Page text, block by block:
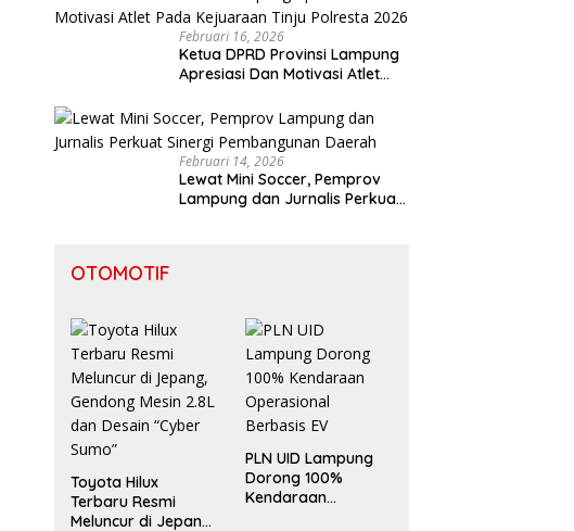
Februari 16, 2026
Ketua DPRD Provinsi Lampung
Apresiasi Dan Motivasi Atlet
2026
Februari 14, 2026
Lewat Mini Soccer, Pemprov
Lampung dan Jurnalis Perkuat
OTOMOTIF
Toyota Hilux
Terbaru Resmi
Meluncur di Jepang,
PLN UID Lampung
Dorong 100%
Kendaraan